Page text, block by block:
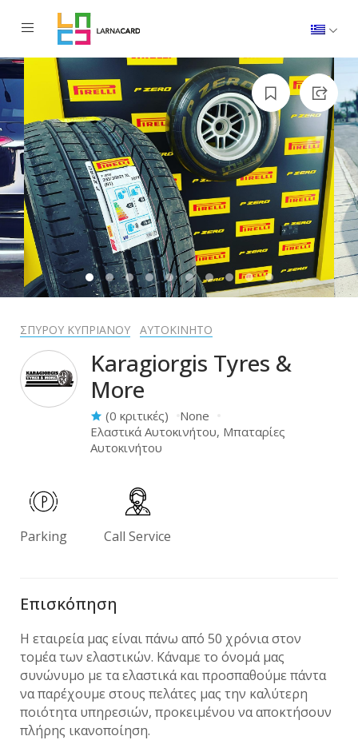
1 2 3 4 5 6 7 8 9 10
ΣΠΥΡΟΥ ΚΥΠΡΙΑΝΟΥ ΑΥΤΟΚΙΝΗΤΟ
Karagiorgis Tyres &
More
(0 κριτικές)
None
Ελαστικά Αυτοκινήτου Μπαταρίες
Αυτοκινήτου
Parking Call Service
Επισκόπηση
Η εταιρεία μας είναι πάνω από 50 χρόνια στον
τομέα των ελαστικών. Κάναμε το όνομά μας
συνώνυμο με τα ελαστικά και προσπαθούμε πάντα
να παρέχουμε στους πελάτες μας την καλύτερη
ποιότητα υπηρεσιών, προκειμένου να αποκτήσουν
πλήρης ικανοποίηση.